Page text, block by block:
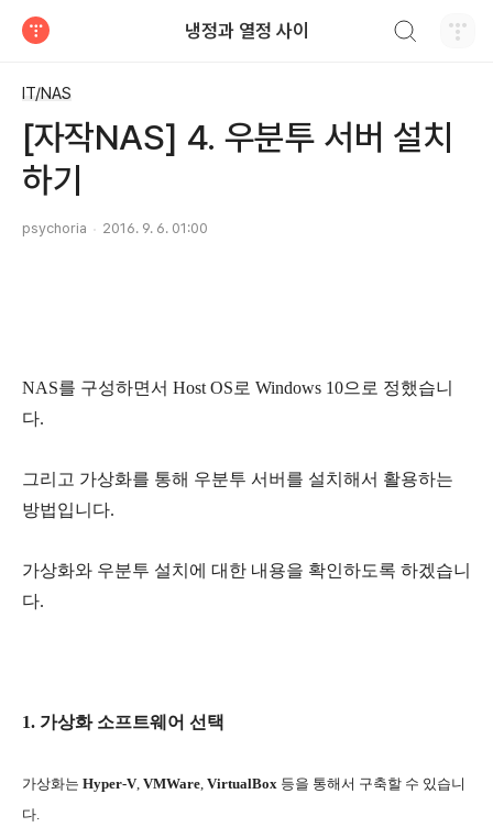
냉정과 열정 사이
IT/NAS
[자작NAS] 4. 우분투 서버 설치
하기
psychoria 2016. 9. 6. 01:00
NAS를 구성하면서 Host OS로 Windows 10으로 정했습니
다.
그리고 가상화를 통해 우분투 서버를 설치해서 활용하는
방법입니다.
가상화와 우분투 설치에 대한 내용을 확인하도록 하겠습니
다.
1. 가상화 소프트웨어 선택
가상화는 Hyper-V, VMWare, VirtualBox 등을 통해서 구축할 수 있습니
다.